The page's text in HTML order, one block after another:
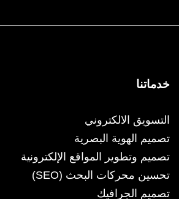
خدماتنا
التسويق الالكتروني
تصميم الهوية البصرية
تصميم وتطوير المواقع الإلكترونية
تحسين محركات البحث (SEO)
تصميم الجرافيك